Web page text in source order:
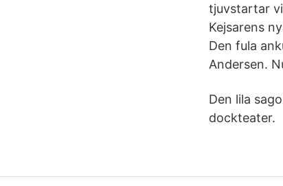
tjuvstartar
Kejsarens
Den fula
Andersen.
Den lila
dockteater.